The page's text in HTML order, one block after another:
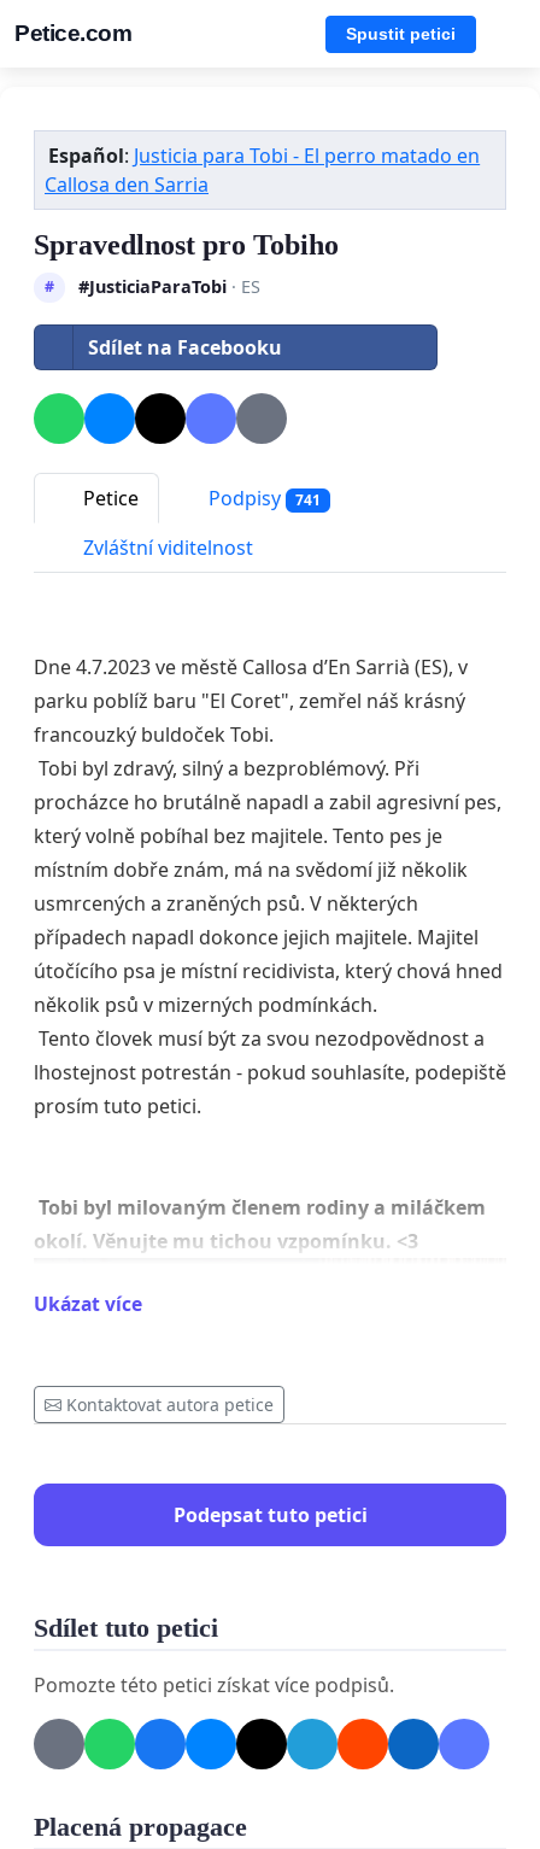
Petice.com Spustit petici
Español: Justicia para Tobi - El perro matado en
Callosa den Sarria
Spravedlnost pro Tobiho
# #JusticiaParaTobi· ES
Sdílet na Facebooku
Petice Podpisy 741
Zvláštní viditelnost
Dne 4.7.2023 ve městě Callosa d’En Sarrià (ES), v
parku poblíž baru "El Coret", zemřel náš krásný
francouzký buldoček Tobi.
Tobi byl zdravý, silný a bezproblémový. Při
procházce ho brutálně napadl a zabil agresivní pes,
který volně pobíhal bez majitele. Tento pes je
místním dobře znám, má na svědomí již několik
usmrcených a zraněných psů. V některých
případech napadl dokonce jejich majitele. Majitel
útočícího psa je místní recidivista, který chová hned
několik psů v mizerných podmínkách.
Tento človek musí být za svou nezodpovědnost a
lhostejnost potrestán - pokud souhlasíte, podepiště
prosím tuto petici.
Tobi byl milovaným členem rodiny a miláčkem
okolí. Věnujte mu tichou vzpomínku. <3
Ukázat více
Kontaktovat autora petice
Podepsat tuto petici
Sdílet tuto petici
Pomozte této petici získat více podpisů.
Placená propagace